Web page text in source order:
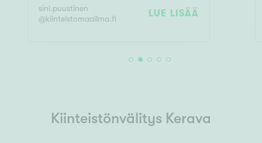
sini.puustinen
@kiinteistomaailma.fi LUE LISÄÄ
Kiinteistönvälitys Kerava